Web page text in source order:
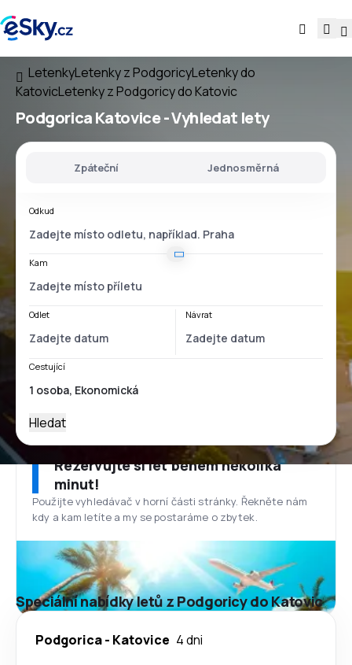
LetenkyLetenky z PodgoricyLetenky do
KatovicLetenky z Podgoricy do Katovic
Podgorica Katovice- Vyhledat lety
Zpáteční Jednosměrná
Odkud
Kam
Odlet Návrat
Cestující
Hledat
Rezervujte si let během několika
minut!
Použijte vyhledávač v horní části stránky. Řekněte nám
kdy a kam letíte a my se postaráme o zbytek.
Speciální nabídky letů z Podgoricy do Katovic
Podgorica- Katovice 4 dni